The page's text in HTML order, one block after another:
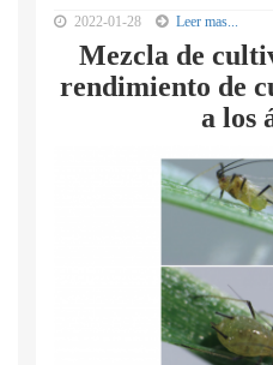
2022-01-28 Leer mas...
Mezcla de
rendimiento de
a los